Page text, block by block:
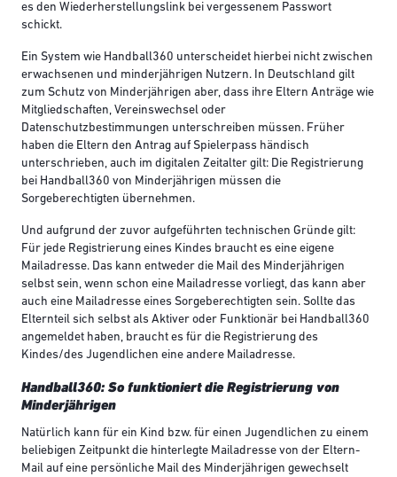
es den Wiederherstellungslink bei vergessenem Passwort
schickt.
Ein System wie Handball360 unterscheidet hierbei nicht zwischen
erwachsenen und minderjährigen Nutzern. In Deutschland gilt
zum Schutz von Minderjährigen aber, dass ihre Eltern Anträge wie
Mitgliedschaften, Vereinswechsel oder
Datenschutzbestimmungen unterschreiben müssen. Früher
haben die Eltern den Antrag auf Spielerpass händisch
unterschrieben, auch im digitalen Zeitalter gilt: Die Registrierung
bei Handball360 von Minderjährigen müssen die
Sorgeberechtigten übernehmen.
Und aufgrund der zuvor aufgeführten technischen Gründe gilt:
Für jede Registrierung eines Kindes braucht es eine eigene
Mailadresse. Das kann entweder die Mail des Minderjährigen
selbst sein, wenn schon eine Mailadresse vorliegt, das kann aber
auch eine Mailadresse eines Sorgeberechtigten sein. Sollte das
Elternteil sich selbst als Aktiver oder Funktionär bei Handball360
angemeldet haben, braucht es für die Registrierung des
Kindes/des Jugendlichen eine andere Mailadresse.
Handball360: So funktioniert die Registrierung von
Minderjährigen
Natürlich kann für ein Kind bzw. für einen Jugendlichen zu einem
beliebigen Zeitpunkt die hinterlegte Mailadresse von der Eltern-
Mail auf eine persönliche Mail des Minderjährigen gewechselt